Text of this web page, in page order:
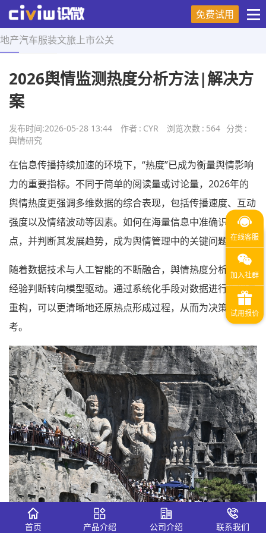
免费试用
地产汽车服装文旅 上市公关
首页 > 舆情研究 > 正文
2026舆情监测热度分析方法|解决方
案
发布时间:2026-05-28 13:44 作者 : CYR 浏览次数 : 564 分类 :
舆情研究
在信息传播持续加速的环境下，“热度”已成为衡量舆情影响
力的重要指标。不同于简单的阅读量或讨论量，2026年的
舆情热度更强调多维数据的综合表现，包括传播速度、互动
强度以及情绪波动等因素。如何在海量信息中准确识别热
点，并判断其发展趋势，成为舆情管理中的关键问题。
随着数据技术与人工智能的不断融合，舆情热度分析逐渐从
经验判断转向模型驱动。通过系统化手段对数据进行拆解与
重构，可以更清晰地还原热点形成过程，从而为决策提供参
考。
首页 产品介绍 公司介绍 联系我们